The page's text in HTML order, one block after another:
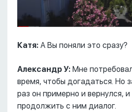
Катя: А Вы поняли это сразу?
Александр У: Мне
время, чтобы догадаться. Но
раз он примерно и вернулся,
продолжить с ним диалог.